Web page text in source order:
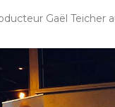
Gaël Teicher